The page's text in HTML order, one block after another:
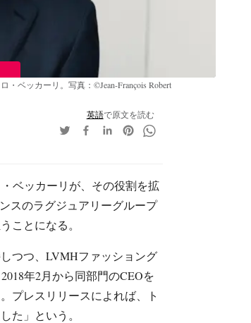
ベッカーリ。写真：©Jean-François Robert
英語で原文を読む
ベッカーリが、その役割を拡
スのラグジュアリーグループ
ことになる。
つつ、LVMHファッショング
年2月から同部門のCEOを
プレスリリースによれば、ト
た」という。